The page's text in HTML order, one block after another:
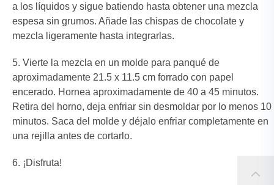
a los líquidos y sigue batiendo hasta obtener una mezcla
espesa sin grumos. Añade las chispas de chocolate y
mezcla ligeramente hasta integrarlas.
Vierte la mezcla en un molde para panqué de
aproximadamente 21.5 x 11.5 cm forrado con papel
encerado. Hornea aproximadamente de 40 a 45 minutos.
Retira del horno, deja enfriar sin desmoldar por lo menos 10
minutos. Saca del molde y déjalo enfriar completamente en
una rejilla antes de cortarlo.
¡Disfruta!